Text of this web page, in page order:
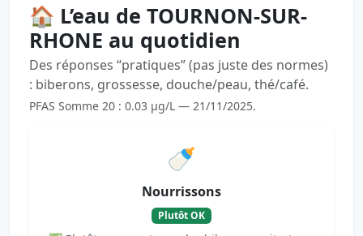
🏠 L’eau de TOURNON-SUR-
RHONE au quotidien
Des réponses “pratiques” (pas juste des normes)
: biberons, grossesse, douche/peau, thé/café.
PFAS Somme 20 : 0.03 µg/L — 21/11/2025.
🍼
Nourrissons
Plutôt OK